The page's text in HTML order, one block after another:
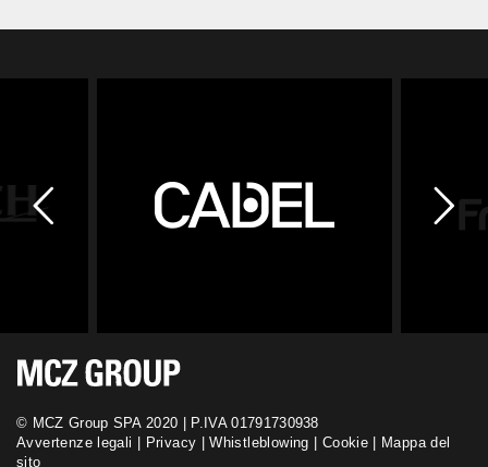
© MCZ Group SPA 2020 | P.IVA 01791730938
Avvertenze legali
Privacy |Whistleblowing Cookie
Mappa del
sito